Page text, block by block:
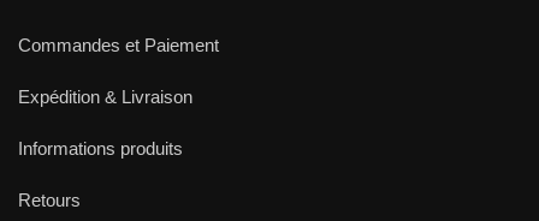
Commandes et Paiement
Expédition & Livraison
Informations produits
Retours